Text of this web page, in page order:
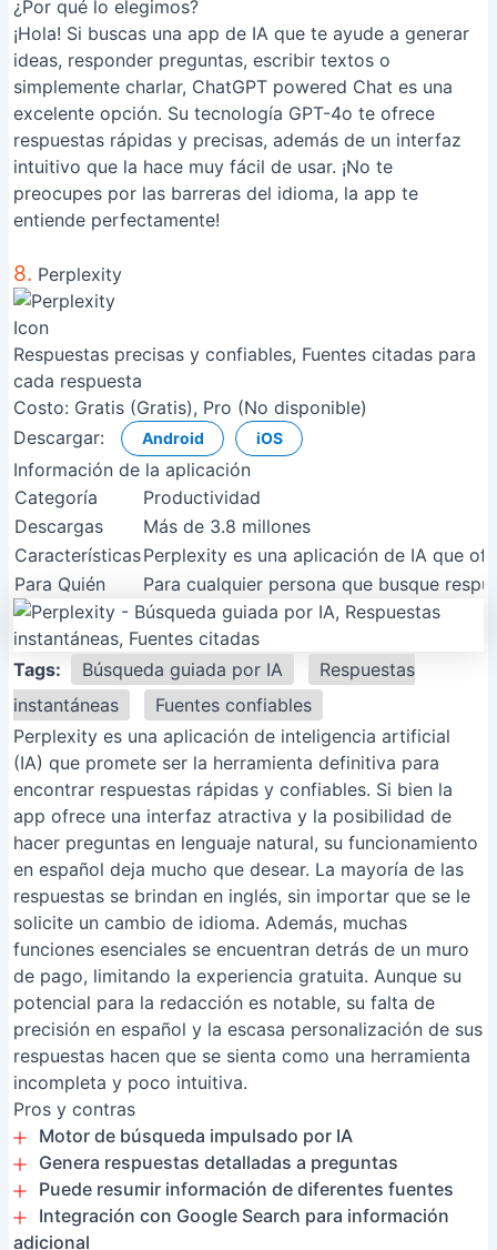
¿Por qué lo elegimos?
¡Hola! Si buscas una app de IA que te ayude a generar
ideas, responder preguntas, escribir textos o
simplemente charlar, ChatGPT powered Chat es una
excelente opción. Su tecnología GPT-4o te ofrece
respuestas rápidas y precisas, además de un interfaz
intuitivo que la hace muy fácil de usar. ¡No te
preocupes por las barreras del idioma, la app te
entiende perfectamente!
8. Perplexity
Respuestas precisas y confiables, Fuentes citadas para
cada respuesta
Costo: Gratis (Gratis), Pro (No disponible)
Descargar:
Android iOS
Información de la aplicación
Categoría
Productividad
Descargas
Más de 3.8 millones
CaracterísticasPerplexity es una aplicación de IA que
Para Quién
Para cualquier persona que busque
Tags: Búsqueda guiada por IA
Respuestas
instantáneas
Fuentes confiables
Perplexity es una aplicación de inteligencia artificial
(IA) que promete ser la herramienta definitiva para
encontrar respuestas rápidas y confiables. Si bien la
app ofrece una interfaz atractiva y la posibilidad de
hacer preguntas en lenguaje natural, su funcionamiento
en español deja mucho que desear. La mayoría de las
respuestas se brindan en inglés, sin importar que se le
solicite un cambio de idioma. Además, muchas
funciones esenciales se encuentran detrás de un muro
de pago, limitando la experiencia gratuita. Aunque su
potencial para la redacción es notable, su falta de
precisión en español y la escasa personalización de sus
respuestas hacen que se sienta como una herramienta
incompleta y poco intuitiva.
Pros y contras
Motor de búsqueda impulsado por IA
Genera respuestas detalladas a preguntas
Puede resumir información de diferentes fuentes
Integración con Google Search para información
adicional